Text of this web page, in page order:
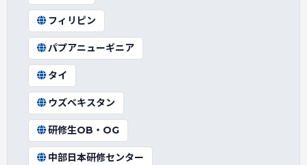
フィリピン
パプアニューギニア
タイ
ウズベキスタン
研修生OB・OG
中部日本研修センター